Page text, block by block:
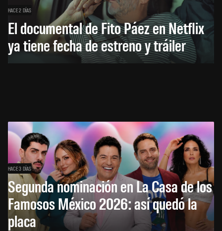
HACE 2 DÍAS
El documental de Fito Páez en Netflix
ya tiene fecha de estreno y tráiler
HACE 3 DÍAS
Segunda nominación en La Casa de los
Famosos México 2026: así quedó la
placa